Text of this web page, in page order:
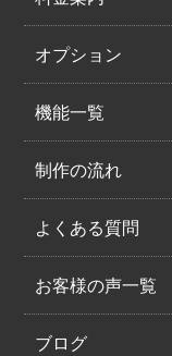
オプション
機能一覧
制作の流れ
よくある質問
お客様の声一覧
ブログ